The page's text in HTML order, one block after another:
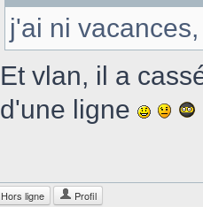
j'ai ni
Et vlan, il a
d'une ligne
Hors ligne Profil